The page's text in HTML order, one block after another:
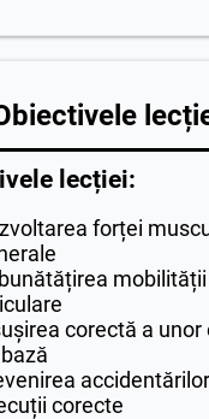
lecției:
forței
mobilității
corectă a unor
corecte